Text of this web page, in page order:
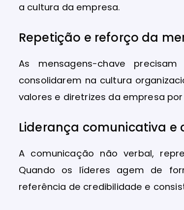
a cultura da empresa.
Repetição e reforço da
As mensagens-chave
consolidarem na cultura
valores e diretrizes da empresa
Liderança comunicativa e
A comunicação não verbal,
Quando os líderes agem de
referência de credibilidade e